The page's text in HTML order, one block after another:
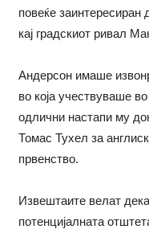
повеќе заинтересиран
кај градскиот ривал
Андерсон имаше
во која учествуваше
одлични настапи му
Томас Тухел за
првенство.
Извештаите велат
потенцијалната